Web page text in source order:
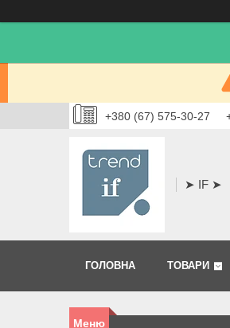
+380 (67) 575-30-27
➤ IF ➤
ГОЛОВНА ТОВАРИ